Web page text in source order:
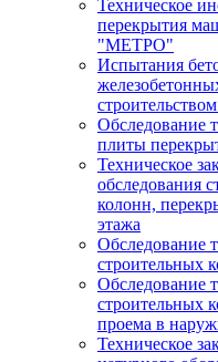
Техническое
перекрытия
"МЕТРО"
Испытания
Обследование
плиты
Техническое
обследования
колонн,
этажа
Обследование
строительных
Обследование
строительных
проема в
Техническое